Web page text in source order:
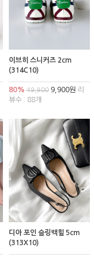
이브히 스니커즈 2cm
(314C10)
80% 49,9009,900원 리
뷰수 : 88개
디아 포인 슬링백힐 5cm
(313X10)